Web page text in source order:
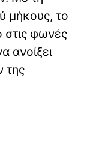
μήκους, το
στις φωνές
ανοίξει
της